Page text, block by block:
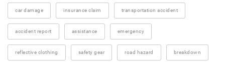
car damage insurance claim transportation accident
accident report assistance emergency
reflective clothing safety gear road hazard breakdown